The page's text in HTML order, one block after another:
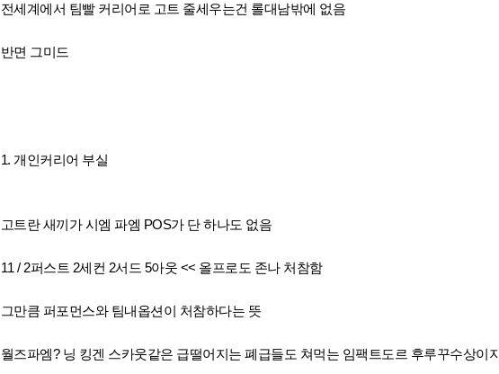
전세계에서 팀빨 커리어로 고트 줄세우는건 롤대남밖에 없음
반면 그미드
1. 개인커리어 부실
고트란 새끼가 시엠 파엠 POS가 단 하나도 없음
11 / 2퍼스트 2세컨 2서드 5아웃 << 올프로도 존나 처참함
그만큼 퍼포먼스와 팀내옵션이 처참하다는 뜻
월즈파엠? 닝 킹겐 스카웃같은 급떨어지는 폐급들도 쳐먹는 임팩트도르 후루꾸수상이지